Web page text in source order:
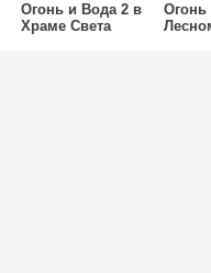
Огонь и Вода 2 в
Храме Света
Огонь